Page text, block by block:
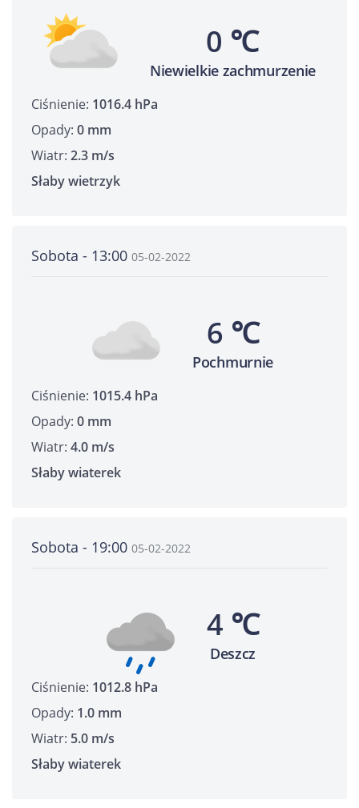
0 ℃
Niewielkie zachmurzenie
Ciśnienie: 1016.4 hPa
Opady: 0 mm
Wiatr: 2.3 m/s
Słaby wietrzyk
Sobota - 13:00 05-02-2022
6 ℃
Pochmurnie
Ciśnienie: 1015.4 hPa
Opady: 0 mm
Wiatr: 4.0 m/s
Słaby wiaterek
Sobota - 19:00 05-02-2022
4 ℃
Deszcz
Ciśnienie: 1012.8 hPa
Opady: 1.0 mm
Wiatr: 5.0 m/s
Słaby wiaterek